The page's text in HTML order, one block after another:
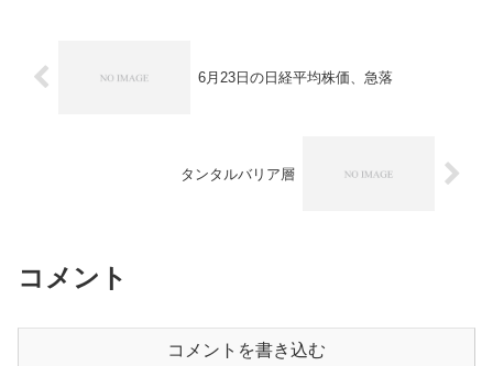
6月23日の日経平均株価、急落
タンタルバリア層
コメント
コメントを書き込む